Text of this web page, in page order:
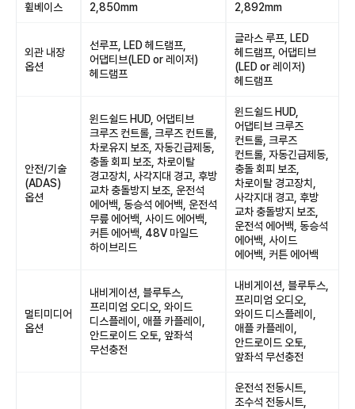
휠베이스 2,850mm 2,892mm
외관 내장
옵션
선루프, LED 헤드램프,
어댑티브(LED or 레이저)
헤드램프
글라스 루프, LED
헤드램프, 어댑티브
(LED or 레이저)
헤드램프
안전/기술
(ADAS)
옵션
윈드쉴드 HUD, 어댑티브
크루즈 컨트롤, 크루즈 컨트롤,
차로유지 보조, 자동긴급제동,
충돌 회피 보조, 차로이탈
경고장치, 사각지대 경고, 후방
교차 충돌방지 보조, 운전석
에어백, 동승석 에어백, 운전석
무릎 에어백, 사이드 에어백,
커튼 에어백, 48V 마일드
하이브리드
윈드쉴드 HUD,
어댑티브 크루즈
컨트롤, 크루즈
컨트롤, 자동긴급제동,
충돌 회피 보조,
차로이탈 경고장치,
사각지대 경고, 후방
교차 충돌방지 보조,
운전석 에어백, 동승석
에어백, 사이드
에어백, 커튼 에어백
멀티미디어
옵션
내비게이션, 블루투스,
프리미엄 오디오, 와이드
디스플레이, 애플 카플레이,
안드로이드 오토, 앞좌석
무선충전
내비게이션, 블루투스,
프리미엄 오디오,
와이드 디스플레이,
애플 카플레이,
안드로이드 오토,
앞좌석 무선충전
운전석 전동시트,
조수석 전동시트,